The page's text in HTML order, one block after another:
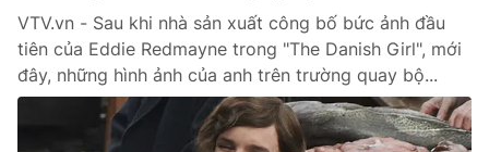
VTV.vn - Sau khi nhà sản xuất công bố bức ảnh đầu
tiên của Eddie Redmayne trong "The Danish Girl", mới
đây, những hình ảnh của anh trên trường quay bộ...